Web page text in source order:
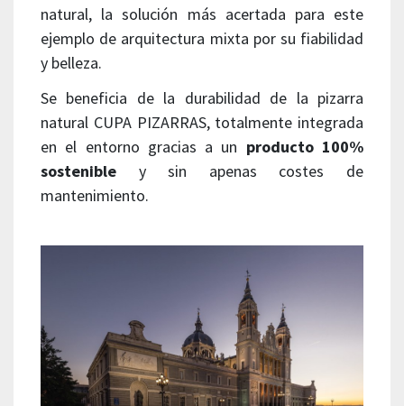
natural, la solución más acertada para este
ejemplo de arquitectura mixta por su fiabilidad
y belleza.
Se beneficia de la durabilidad de la pizarra
natural CUPA PIZARRAS, totalmente integrada
en el entorno gracias a un producto 100%
sostenible y sin apenas costes de
mantenimiento.